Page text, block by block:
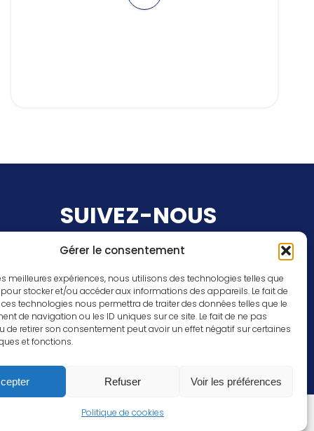
Gérer le consentement
meilleures expériences, nous utilisons des technologies telles que
stocker et/ou accéder aux informations des appareils. Le fait de
technologies nous permettra de traiter des données telles que le
de navigation ou les ID uniques sur ce site. Le fait de ne pas
de retirer son consentement peut avoir un effet négatif sur certaines
et fonctions.
Refuser Voir les préférences
Politique de cookies
SUIVEZ-NOUS
Instagram